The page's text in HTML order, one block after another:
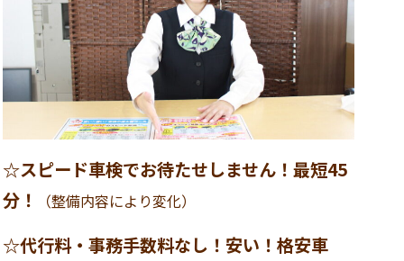
☆スピード車検でお待たせしません！最短45
分！
（整備内容により変化）
☆代行料・事務手数料なし！安い！格安車